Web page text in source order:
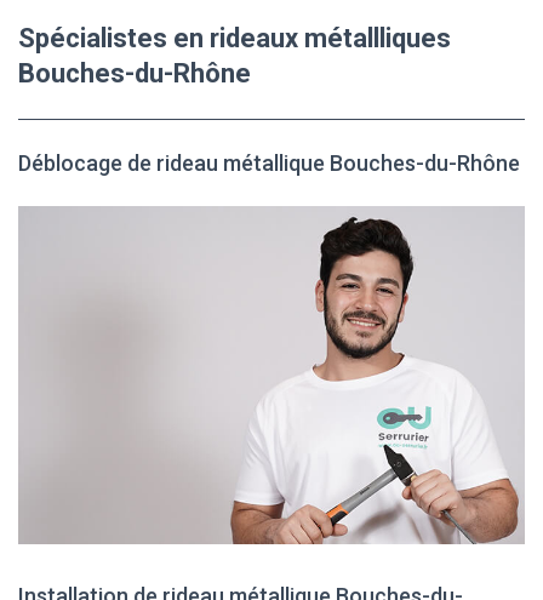
Spécialistes en rideaux métallliques
Bouches-du-Rhône
Déblocage de rideau métallique Bouches-du-Rhône